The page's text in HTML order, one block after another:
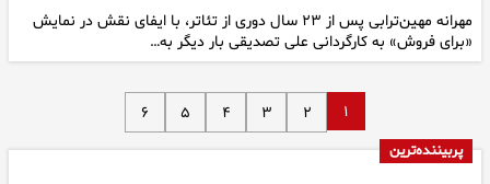
مهرانه مهین‌ترابی پس از ۲۳ سال دوری از تئاتر، با ایفای نقش در نمایش
«برای فروش» به کارگردانی علی تصدیقی بار دیگر به…
۱ ۲ ۳ ۴ ۵ ۶
پربیننده‌ترین